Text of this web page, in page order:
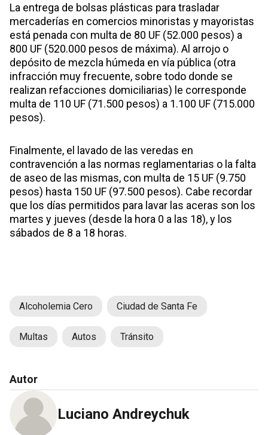
La entrega de bolsas plásticas para trasladar
mercaderías en comercios minoristas y mayoristas
está penada con multa de 80 UF (52.000 pesos) a
800 UF (520.000 pesos de máxima). Al arrojo o
depósito de mezcla húmeda en vía pública (otra
infracción muy frecuente, sobre todo donde se
realizan refacciones domiciliarias) le corresponde
multa de 110 UF (71.500 pesos) a 1.100 UF (715.000
pesos).
Finalmente, el lavado de las veredas en
contravención a las normas reglamentarias o la falta
de aseo de las mismas, con multa de 15 UF (9.750
pesos) hasta 150 UF (97.500 pesos). Cabe recordar
que los días permitidos para lavar las aceras son los
martes y jueves (desde la hora 0 a las 18), y los
sábados de 8 a 18 horas.
Alcoholemia Cero Ciudad de Santa Fe
Multas Autos Tránsito
Autor
Luciano Andreychuk